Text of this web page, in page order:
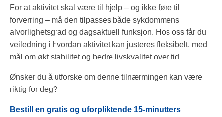
For at aktivitet skal være til hjelp – og ikke føre til
forverring – må den tilpasses både sykdommens
alvorlighetsgrad og dagsaktuell funksjon. Hos oss får du
veiledning i hvordan aktivitet kan justeres fleksibelt, med
mål om økt stabilitet og bedre livskvalitet over tid.
Ønsker du å utforske om denne tilnærmingen kan være
riktig for deg?
Bestill en gratis og uforpliktende 15-minutters